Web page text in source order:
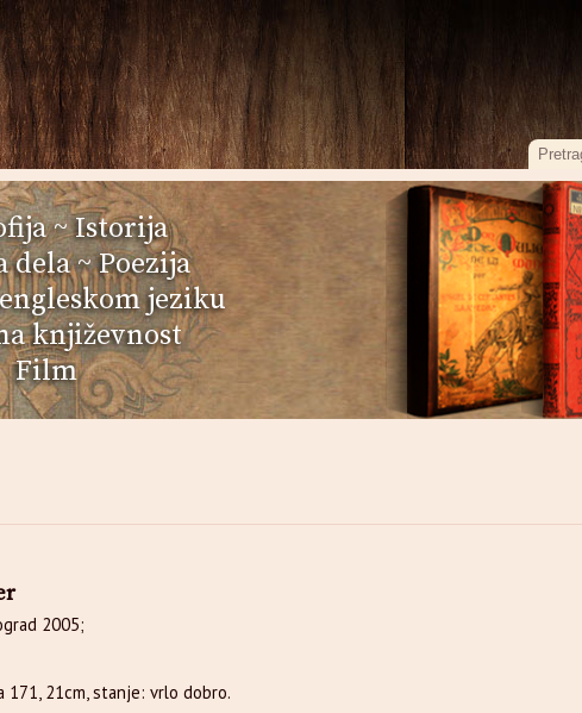
~Istorija
dela~Poezija
jeziku
književnost
Film
2005;
171, 21cm, stanje: vrlo dobro.